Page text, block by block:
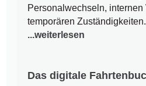
Personalwechseln,
temporären
...weiterlesen
Das digitale